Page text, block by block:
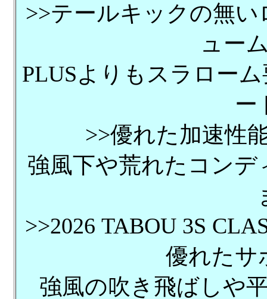
>>テールキックの無
ュー
PLUSよりもスラロー
ー
>>優れた加速性
強風下や荒れたコン
>>2026 TABOU 3S
優れたサ
強風の吹き飛ばしや